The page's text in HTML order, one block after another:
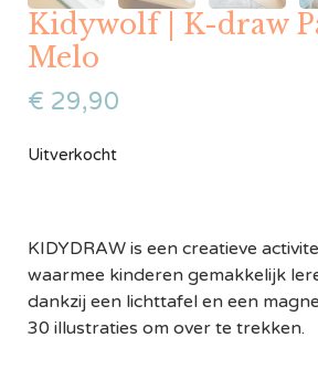
Kidywolf | K-draw
Melo
€ 29,90
Uitverkocht
KIDYDRAW is een creatieve
waarmee kinderen gemakkelijk
dankzij een lichttafel en een
30 illustraties om over te trekken.